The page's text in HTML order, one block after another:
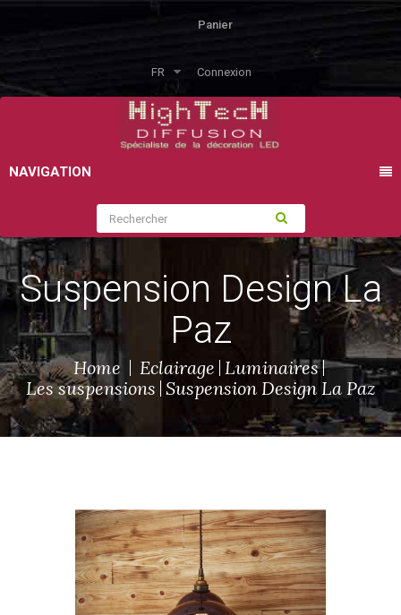
Panier
FR Connexion
NAVIGATION
Suspension Design La
Paz
Home Eclairage Luminaires
Les suspensions Suspension Design La Paz